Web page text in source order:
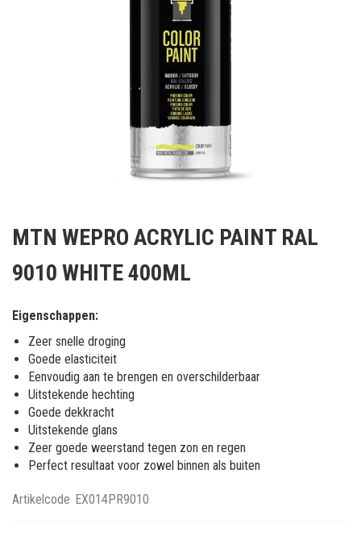
het
van
afbeeldingen-
gallerij
MTN WEPRO ACRYLIC PAINT RAL
9010 WHITE 400ML
Eigenschappen:
Zeer snelle droging
Goede elasticiteit
Eenvoudig aan te brengen en overschilderbaar
Uitstekende hechting
Goede dekkracht
Uitstekende glans
Zeer goede weerstand tegen zon en regen
Perfect resultaat voor zowel binnen als buiten
Artikelcode EX014PR9010